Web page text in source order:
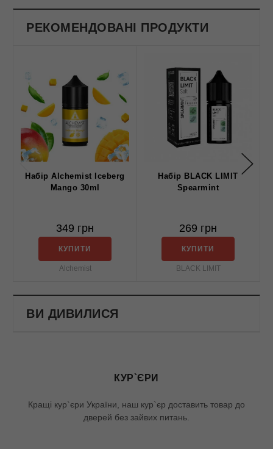
РЕКОМЕНДОВАНІ ПРОДУКТИ
Набір Alchemist Iceberg
Mango 30ml
349 грн
КУПИТИ
Alchemist
Набір BLACK LIMIT
Spearmint
269 грн
КУПИТИ
BLACK LIMIT
ВИ ДИВИЛИСЯ
КУР`ЄРИ
Кращі кур`єри України, наш кур`єр доставить товар до
дверей без зайвих питань.